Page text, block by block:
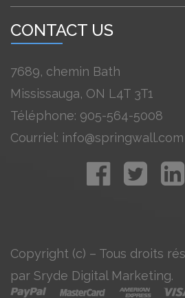
CONTACT US
7689, chemin Bath
Mississauga, ON L4T 3T1
Téléphone: 905-564-5008
Courriel: info@springwall.com
Copyright (c) – Tous droits
par Sryde Digital Marketing.